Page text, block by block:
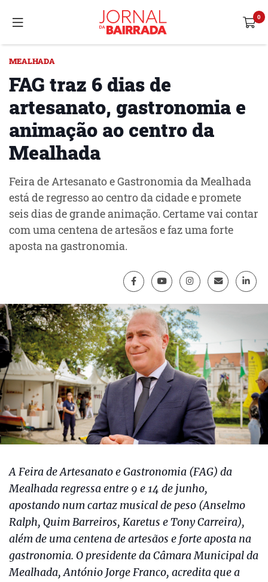
MEALHADA
FAG traz 6 dias de
artesanato, gastronomia e
animação ao centro da
Mealhada
Feira de Artesanato e Gastronomia da Mealhada
está de regresso ao centro da cidade e promete
seis dias de grande animação. Certame vai contar
com uma centena de artesãos e faz uma forte
aposta na gastronomia.
A Feira de Artesanato e Gastronomia (FAG) da
Mealhada regressa entre 9 e 14 de junho,
apostando num cartaz musical de peso (Anselmo
Ralph, Quim Barreiros, Karetus e Tony Carreira),
além de uma centena de artesãos e forte aposta na
gastronomia. O presidente da Câmara Municipal da
Mealhada, António Jorge Franco, acredita que a